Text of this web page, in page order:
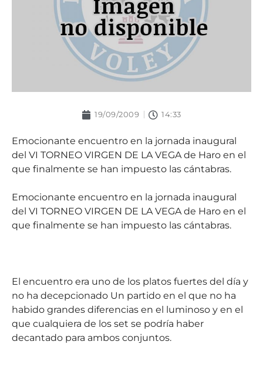
19/09/2009 14:33
Emocionante encuentro en la jornada inaugural
del VI TORNEO VIRGEN DE LA VEGA de Haro en el
que finalmente se han impuesto las cántabras.
Emocionante encuentro en la jornada inaugural
del VI TORNEO VIRGEN DE LA VEGA de Haro en el
que finalmente se han impuesto las cántabras.
El encuentro era uno de los platos fuertes del día y
no ha decepcionado Un partido en el que no ha
habido grandes diferencias en el luminoso y en el
que cualquiera de los set se podría haber
decantado para ambos conjuntos.